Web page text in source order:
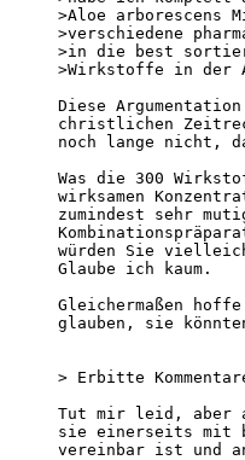
>Aloe
>verschiedene
>in die best
>Wirkstoffe in der
Diese
christlichen
noch lange nicht,
Was die 300
wirksamen
zumindest sehr
würden Sie
Glaube ich kaum.
Gleichermaßen
glauben, sie
> Erbitte
Tut mir leid, aber
sie einerseits mit
vereinbar ist und